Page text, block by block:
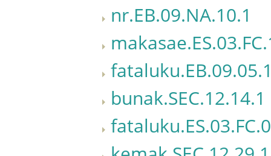
nr.EB.09.NA.10.1
bunak.SEC.12.14.1